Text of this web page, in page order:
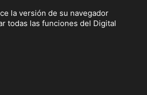
la versión de su navegador
todas las funciones del Digital